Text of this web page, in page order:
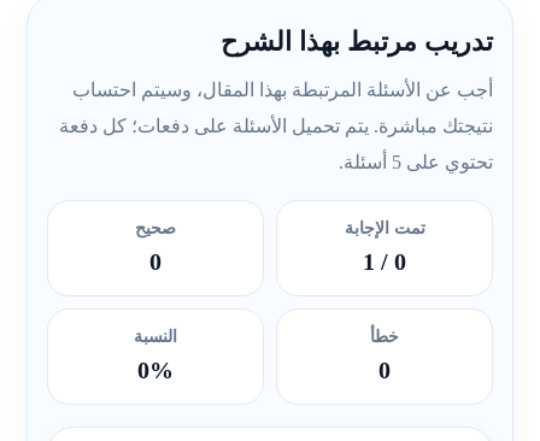
تدريب مرتبط بهذا الشرح
أجب عن الأسئلة المرتبطة بهذا المقال، وسيتم احتساب
نتيجتك مباشرة. يتم تحميل الأسئلة على دفعات؛ كل دفعة
تحتوي على 5 أسئلة.
تمت الإجابة
0
/ 1
صحيح
0
خطأ
0
النسبة
0%